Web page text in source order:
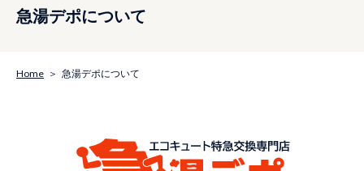
急湯デポについて
Home 急湯デポについて